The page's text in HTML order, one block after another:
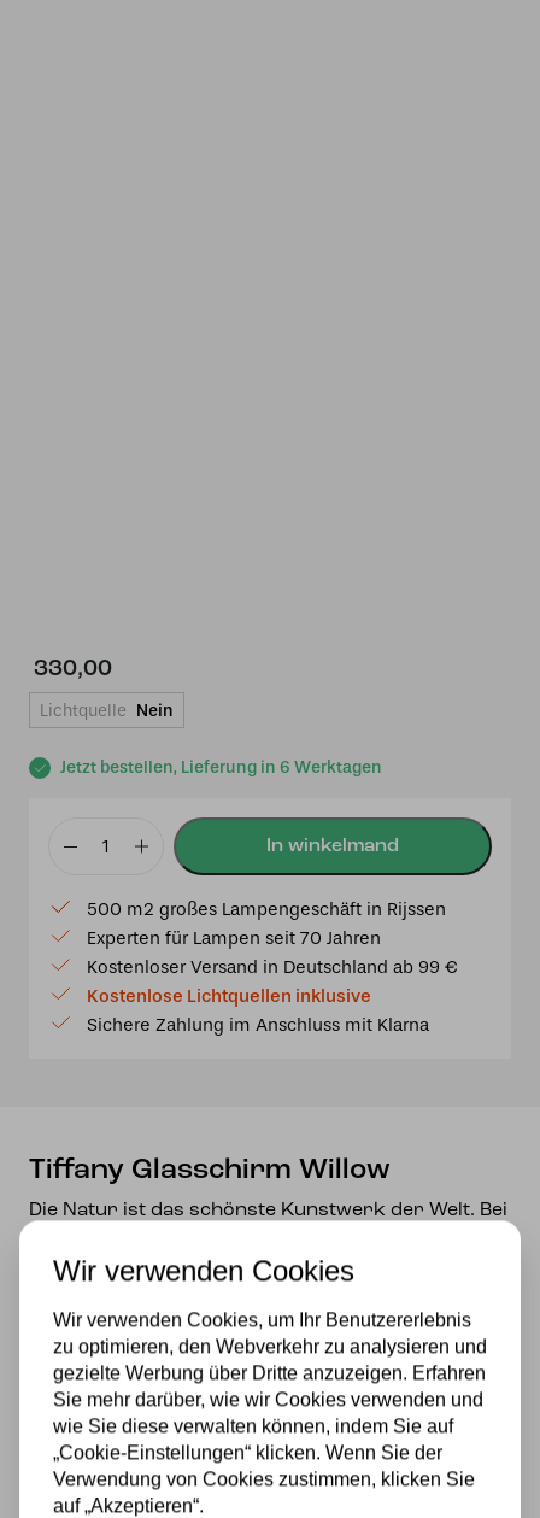
Jetzt bestellen, Lieferung in 6 Werktagen
330,00
Lichtquelle Nein
Tiffany
Willow
Menge
500 m2 großes Lampengeschäft in Rijssen
Experten für Lampen seit 70 Jahren
Kostenloser Versand in Deutschland ab 99 €
Kostenlose Lichtquellen inklusive
Sichere Zahlung im Anschluss mit Klarna
Tiffany Glasschirm Willow
Die Natur ist das schönste Kunstwerk der Welt. Bei
sahen die Weidenzweige so schön aus! Verflochten
die Inspiration, die Tiffany Willow zu entwerfen!
Sehen Sie, wie schön der Glasschirm geworden ist:
Die Grün- und Brauntöne der Natur geben ein
angenehmes und beruhigendes Gefühl. Die
Weidenzweige sind als klare Linien in speziell
getöntem Glas gestaltet und schließlich zu einem
verspielten Muster geformt. Bringen Sie ein Stück
Wir verwenden Cookies
Wir verwenden Cookies, um Ihr Benutzererlebnis
zu optimieren, den Webverkehr zu analysieren und
gezielte Werbung über Dritte anzuzeigen. Erfahren
Sie mehr darüber, wie wir Cookies verwenden und
wie Sie diese verwalten können, indem Sie auf
„Cookie-Einstellungen“ klicken. Wenn Sie der
Verwendung von Cookies zustimmen, klicken Sie
auf „Akzeptieren“.